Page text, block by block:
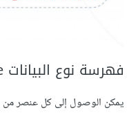
فهرسة نوع البيانات tuple